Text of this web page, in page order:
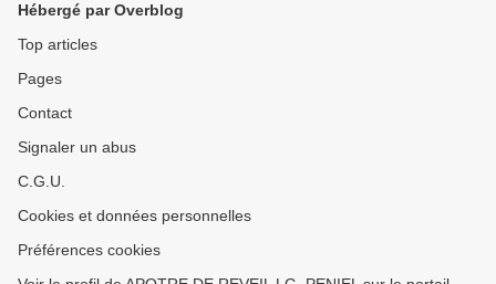
Hébergé par Overblog
Top articles
Pages
Contact
Signaler un abus
C.G.U.
Cookies et données personnelles
Préférences cookies